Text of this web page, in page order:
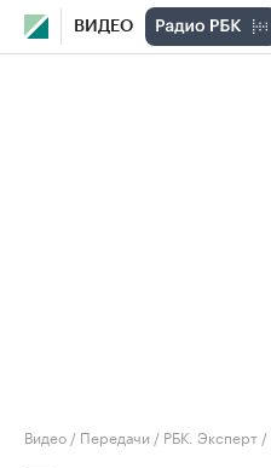
ВИДЕО
Видео / Передачи / РБК. Эксперт /